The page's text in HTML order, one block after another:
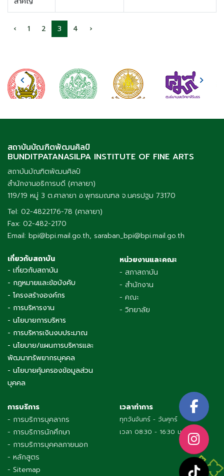
‹ 1 2 3 4 ›
สถาบันบัณฑิตพัฒนศิลป์
BUNDITPATANASILPA INSTITUTE OF FINE ARTS
สถาบันบัณฑิตพัฒนศิลป์
สำนักงานอธิการบดี (ศาลายา)
119/19 หมู่ 3 ต.ศาลายา อ.พุทธมณฑล จ.นครปฐม 73170
Tel: 02-4822176-78 (ศาลายา)
Fax: 02-482-2170
Email: bpi@bpi.mail.go.th, saraban_bpi@bpi.mail.go.th
เกี่ยวกับสถาบัน
- เกี่ยวกับสถาบัน
- กฎหมายและข้อบังคับ
- โครงสร้างองค์กร
- การบริหารงาน
- นโยบายการบริหาร
- การบริหารเงินงบประมาณ
- นโยบาย/แผนการบริหารและ
พัฒนาทรัพยากรบุคคล
- นโยบายคุ้มครองข้อมูลส่วน
บุคคล
หน่วยงานและคณะ
- สภาสถาบัน
- สำนักงาน
- คณะ
- วิทยาลัย
การบริการ
- การบริการบุคลากร
- การบริการนักศึกษา
- การบริการบุคคลภายนอก
- หลักสูตร
- Sitemap
เวลาทำการ
ทุกวันจันทร์ - วันศุกร์
เวลา 08:30 - 16:30 น.